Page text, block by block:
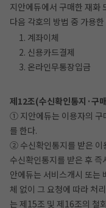
지안에듀에서 구매한 재화
다음 각호의 방법 중 가용
1. 계좌이체
2. 신용카드결제
3. 온라인무통장입금
제12조(수신확인통지·구
① 지안에듀는 이용자의 구
를 한다.
② 수신확인통지를 받은 이
수신확인통지를 받은 후
안에듀는 서비스개시 또는
체 없이 그 요청에 따라 처
는 제15조 및 제16조의 철